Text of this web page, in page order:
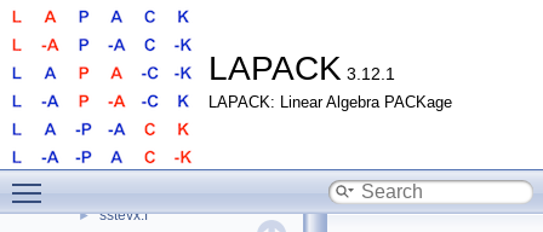
LAPACK 3.12.1
LAPACK: Linear Algebra PACKage
► sstemr.f
► ssteqr.f
► ssterf.f
► sstev.f
► sstevd.f
► sstevx.f